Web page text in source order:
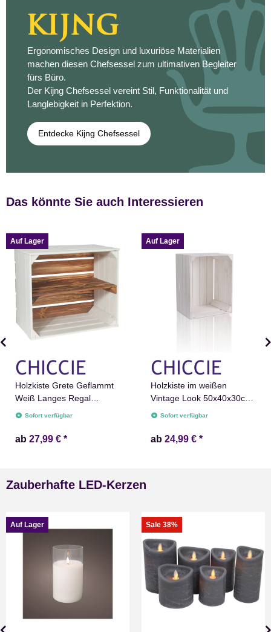
Ergonomisches Design und luxuriöse Materialien
machen diesen Chefsessel zum ultimativen Begleiter
fürs Büro.
Der Kijng Chefsessel vereint Stil, Funktionalität und
Langlebigkeit in Perfektion.
Entdecke Kijng Chefsessel
Das könnte Sie auch Interessieren
Auf Lager
Holzkiste Grete Geflammt
Weiß Langes Regal
Obstkiste Dekokiste
50x40x30cm
Sofort verfügbar
ab 27,99 € *
Auf Lager
Holzkiste im weißen
Vintage Look 50x40x30cm
Weiß Obstkiste Weinkiste
Sofort verfügbar
ab 24,99 € *
Zauberhafte LED-Kerzen
Auf Lager Sale 38%